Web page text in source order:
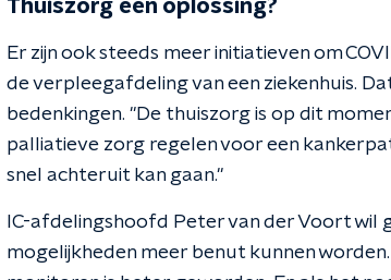
Thuiszorg een oplossing?
Er zijn ook steeds meer initiatieven om
de verpleegafdeling van een ziekenhuis.
bedenkingen. "De thuiszorg is op dit
palliatieve zorg regelen voor een
snel achteruit kan gaan."
IC-afdelingshoofd Peter van der Voort wil
mogelijkheden meer benut kunnen